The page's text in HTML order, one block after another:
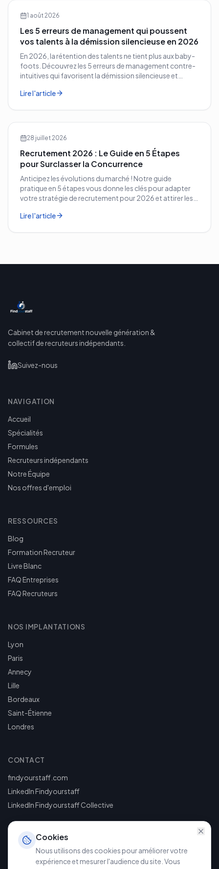
1 août 2026
Les 5 erreurs de management qui poussent
vos talents à la démission silencieuse en 2026
En 2026, la rétention des talents ne tient plus aux baby-
foots. Découvrez les 5 erreurs de management contre-
intuitives qui favorisent la démission silencieuse et
Lire l'article
28 juillet 2026
Recrutement 2026 : Le Guide en 5 Étapes
pour Surclasser la Concurrence
Anticipez les évolutions du marché ! Notre guide
pratique en 5 étapes vous donne les clés pour adapter
votre stratégie de recrutement pour 2026 et attirer les
Lire l'article
Cabinet de recrutement nouvelle génération &
collectif de recruteurs indépendants.
Suivez-nous
NAVIGATION
Accueil
Spécialités
Formules
Recruteurs indépendants
Notre Équipe
Nos offres d'emploi
RESSOURCES
Blog
Formation Recruteur
Livre Blanc
FAQ Entreprises
FAQ Recruteurs
NOS IMPLANTATIONS
Lyon
Paris
Annecy
Lille
Bordeaux
Saint-Étienne
Londres
CONTACT
findyourstaff.com
LinkedIn Findyourstaff
LinkedIn Findyourstaff Collective
Cookies
Nous utilisons des cookies pour améliorer votre
expérience et mesurer l'audience du site. Vous